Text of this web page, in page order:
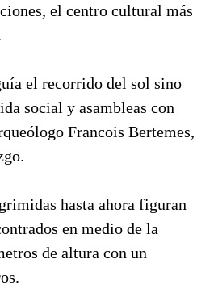
el centro cultural más
el recorrido del sol sino
social y asambleas con
Francois Bertemes,
hasta ahora figuran
en medio de la
de altura con un